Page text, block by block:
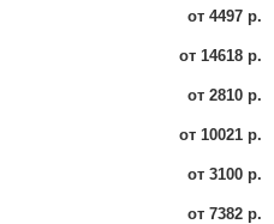
от 4497 р.
от 14618 р.
от 2810 р.
от 10021 р.
от 3100 р.
от 7382 р.